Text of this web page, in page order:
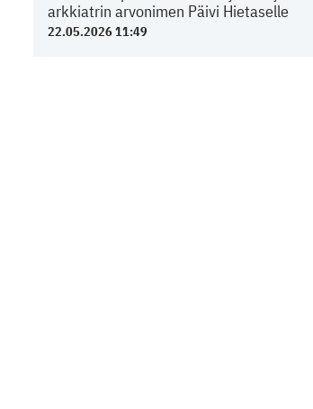
arkkiatrin arvonimen Päivi Hietaselle
22.05.2026 11:49